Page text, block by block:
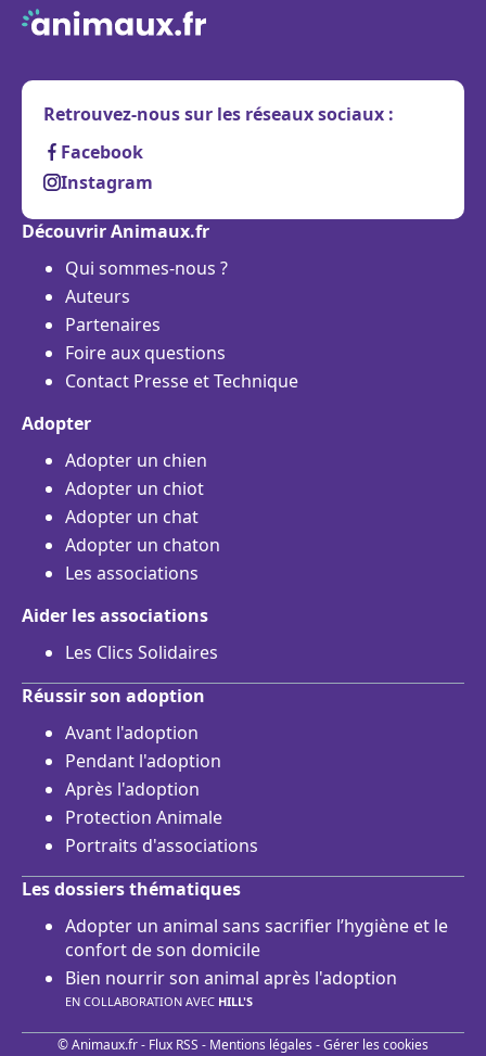
Retrouvez-nous sur les réseaux sociaux :
Facebook
Instagram
Découvrir Animaux.fr
Qui sommes-nous ?
Auteurs
Partenaires
Foire aux questions
Contact Presse et Technique
Adopter
Adopter un chien
Adopter un chiot
Adopter un chat
Adopter un chaton
Les associations
Aider les associations
Les Clics Solidaires
Réussir son adoption
Avant l'adoption
Pendant l'adoption
Après l'adoption
Protection Animale
Portraits d'associations
Les dossiers thématiques
Adopter un animal sans sacrifier l’hygiène et le
confort de son domicile
Bien nourrir son animal après l'adoption
EN COLLABORATION AVEC HILL'S
© Animaux.fr - Flux RSS - Mentions légales -Gérer les cookies